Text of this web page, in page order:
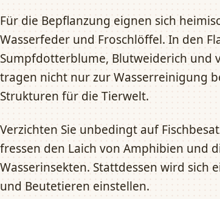
Für die Bepflanzung eignen sich
Wasserfeder und Froschlöffel. In den
Sumpfdotterblume, Blutweiderich und
tragen nicht nur zur Wasserreinigung
Strukturen für die Tierwelt.
Verzichten Sie unbedingt auf
fressen den Laich von Amphibien und
Wasserinsekten. Stattdessen wird sich
und Beutetieren einstellen.